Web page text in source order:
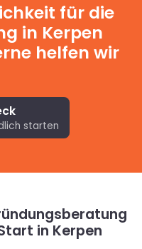
für die
in Kerpen
helfen wir
starten
in Kerpen